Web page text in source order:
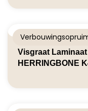
Visgraat
HERRINGBONE